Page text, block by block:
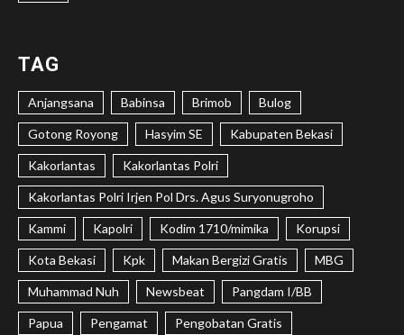
TAG
Anjangsana Babinsa Brimob Bulog
Gotong Royong Hasyim SE Kabupaten Bekasi
Kakorlantas Kakorlantas Polri
Kakorlantas Polri Irjen Pol Drs. Agus Suryonugroho
Kammi Kapolri Kodim 1710/mimika Korupsi
Kota Bekasi Kpk Makan Bergizi Gratis MBG
Muhammad Nuh Newsbeat Pangdam I/BB
Papua Pengamat Pengobatan Gratis